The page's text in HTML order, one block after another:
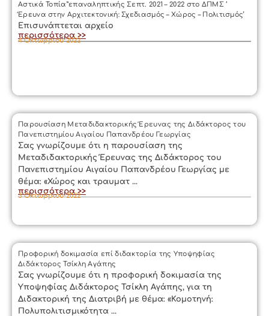
Αστικά Τοπία”επαναληπτικής Σεπτ. 2021 – 2022 στο ΔΠΜΣ ‘
Έρευνα στην Αρχιτεκτονική: Σχεδιασμός – Χώρος – Πολιτισμός’
Επισυνάπτεται αρχείο
περισσότερα >>
4 Οκτωβρίου 2022
Παρουσίαση Μεταδιδακτορικής Έρευνας της Διδάκτορος του
Πανεπιστημίου Αιγαίου Παπανδρέου Γεωργίας
Σας γνωρίζουμε ότι η παρουσίαση της
Μεταδιδακτορικής Έρευνας της Διδάκτορος του
Πανεπιστημίου Αιγαίου Παπανδρέου Γεωργίας με
θέμα: «Χώρος και τραυματ ...
περισσότερα >>
3 Οκτωβρίου 2022
Προφορική δοκιμασία επί διδακτορία της Υποψηφίας
Διδάκτορος Τσίκλη Αγάπης
Σας γνωρίζουμε ότι η προφορική δοκιμασία της
Υποψηφίας Διδάκτορος Τσίκλη Αγάπης, για τη
Διδακτορική της Διατριβή με θέμα: «Κομοτηνή:
Πολυπολιτισμικότητα ...